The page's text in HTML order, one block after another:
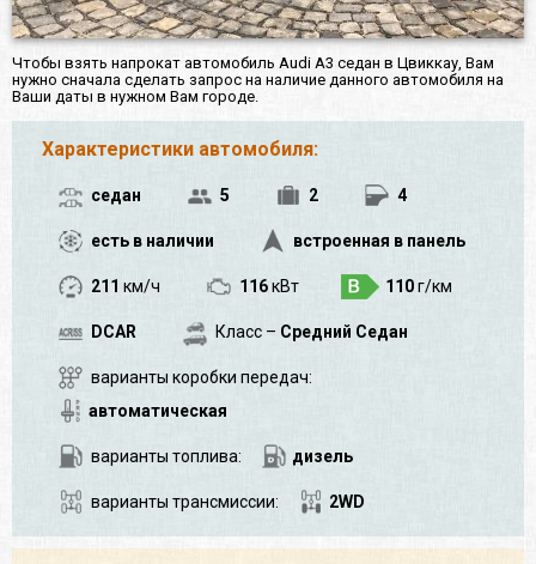
Чтобы взять напрокат автомобиль Audi A3 седан в Цвиккау, Вам
нужно сначала сделать запрос на наличие данного автомобиля на
Ваши даты в нужном Вам городе.
Характеристики автомобиля:
седан 5 2 4
есть в наличии встроенная в панель
211 км/ч 116кВт 110г/км
DCAR Класс – Средний Седан
варианты коробки передач:
автоматическая
варианты топлива: дизель
варианты трансмиссии: 2WD